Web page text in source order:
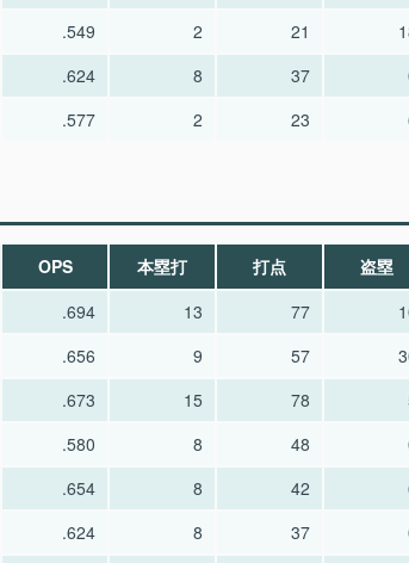
.549 2 21
.624 8 37
.577 2 23
OPS 本塁打 打点 盗塁
.694 13 77
.656 9 57
.673 15 78
.580 8 48
.654 8 42
.624 8 37